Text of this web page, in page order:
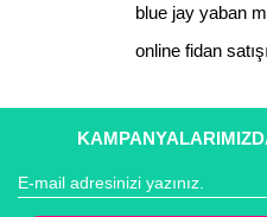
Bu ürüne benzer farklı
blue jay yaban
online fidan satışı